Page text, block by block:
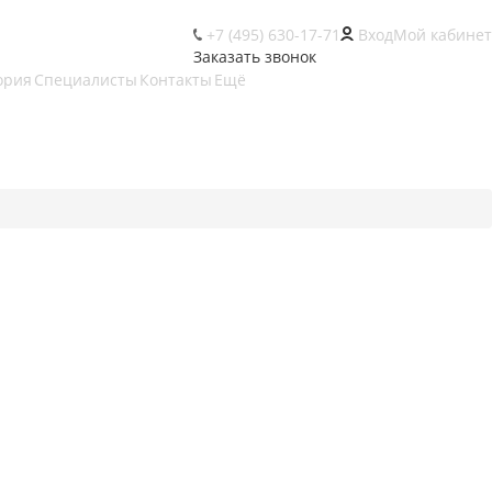
ВходМой кабинет
+7 (495) 630-17-71
Заказать звонок
Специалисты Контакты Ещё